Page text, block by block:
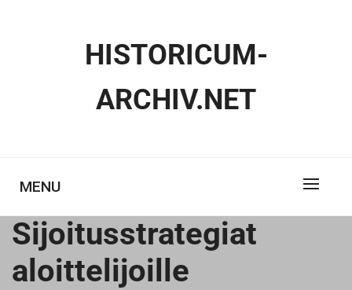
HISTORICUM-
ARCHIV.NET
MENU
Sijoitusstrategiat
aloittelijoille